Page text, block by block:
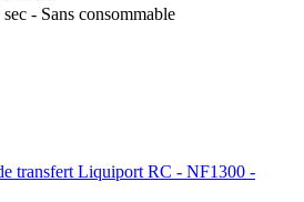
- Sans consommable
transfert Liquiport RC - NF1300 -